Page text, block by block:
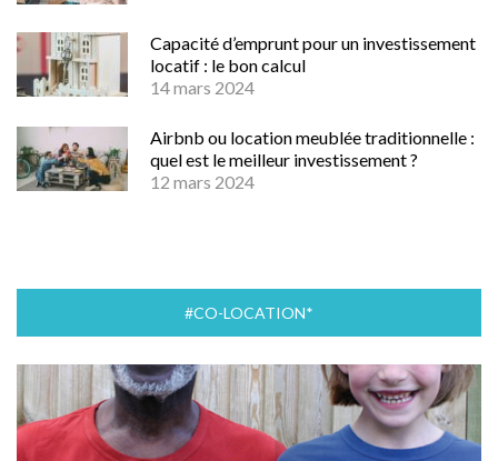
Capacité d’emprunt pour un investissement
locatif : le bon calcul
14 mars 2024
Airbnb ou location meublée traditionnelle :
quel est le meilleur investissement ?
12 mars 2024
#CO-LOCATION*